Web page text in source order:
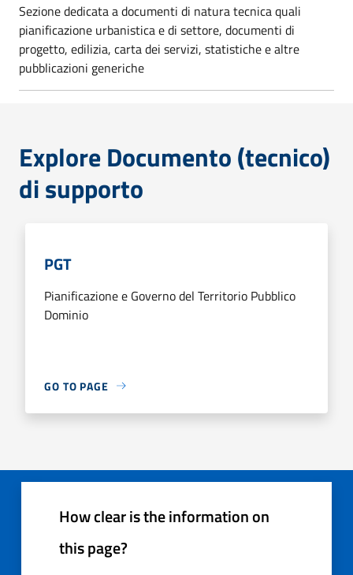
Sezione dedicata a documenti di natura tecnica quali
pianificazione urbanistica e di settore, documenti di
progetto, edilizia, carta dei servizi, statistiche e altre
pubblicazioni generiche
Explore Documento (tecnico)
di supporto
PGT
Pianificazione e Governo del Territorio Pubblico
Dominio
GO TO PAGE
How clear is the information on
this page?